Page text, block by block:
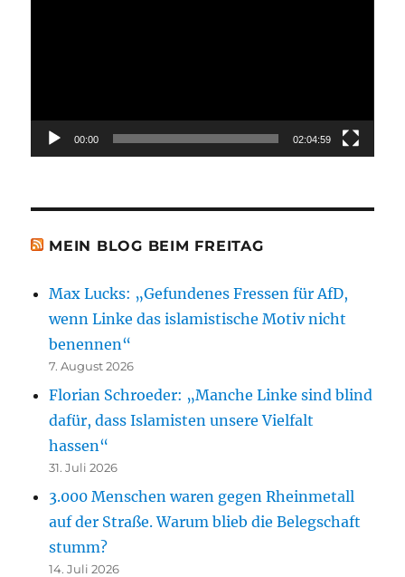
00:00 02:04:59
MEIN BLOG BEIM FREITAG
Max Lucks: „Gefundenes Fressen für AfD,
wenn Linke das islamistische Motiv nicht
benennen“
7. August 2026
Florian Schroeder: „Manche Linke sind blind
dafür, dass Islamisten unsere Vielfalt
hassen“
31. Juli 2026
3.000 Menschen waren gegen Rheinmetall
auf der Straße. Warum blieb die Belegschaft
stumm?
14. Juli 2026